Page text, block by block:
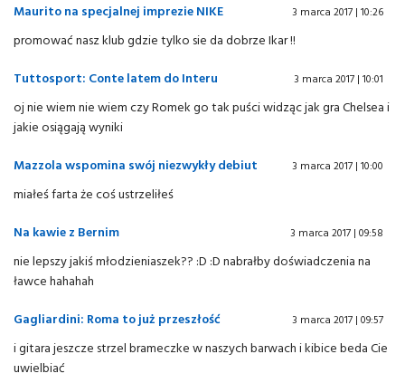
Maurito na specjalnej imprezie NIKE
3 marca 2017 | 10:26
promować nasz klub gdzie tylko sie da dobrze Ikar !!
Tuttosport: Conte latem do Interu
3 marca 2017 | 10:01
oj nie wiem nie wiem czy Romek go tak puści widząc jak gra Chelsea i
jakie osiągają wyniki
Mazzola wspomina swój niezwykły debiut
3 marca 2017 | 10:00
miałeś farta że coś ustrzeliłeś
Na kawie z Bernim
3 marca 2017 | 09:58
nie lepszy jakiś młodzieniaszek?? :D :D nabrałby doświadczenia na
ławce hahahah
Gagliardini: Roma to już przeszłość
3 marca 2017 | 09:57
i gitara jeszcze strzel brameczke w naszych barwach i kibice beda Cie
uwielbiać